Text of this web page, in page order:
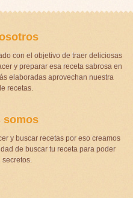
con el objetivo de traer deliciosas
y preparar esa receta sabrosa en
elaboradas aprovechan nuestra
recetas.
somos
y buscar recetas por eso creamos
de buscar tu receta para poder
secretos.